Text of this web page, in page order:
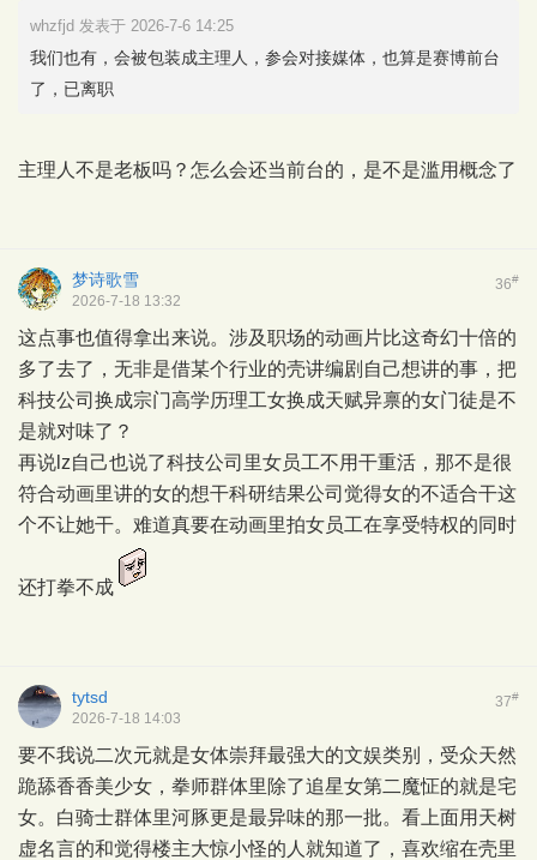
whzfjd 发表于 2026-7-6 14:25
我们也有，会被包装成主理人，参会对接媒体，也算是赛博前台
了，已离职
主理人不是老板吗？怎么会还当前台的，是不是滥用概念了
36#
梦诗歌雪
2026-7-18 13:32
这点事也值得拿出来说。涉及职场的动画片比这奇幻十倍的
多了去了，无非是借某个行业的壳讲编剧自己想讲的事，把
科技公司换成宗门高学历理工女换成天赋异禀的女门徒是不
是就对味了？
再说lz自己也说了科技公司里女员工不用干重活，那不是很
符合动画里讲的女的想干科研结果公司觉得女的不适合干这
个不让她干。难道真要在动画里拍女员工在享受特权的同时
还打拳不成
37#
tytsd
2026-7-18 14:03
要不我说二次元就是女体崇拜最强大的文娱类别，受众天然
跪舔香香美少女，拳师群体里除了追星女第二魔怔的就是宅
女。白骑士群体里河豚更是最异味的那一批。看上面用天树
虚名言的和觉得楼主大惊小怪的人就知道了，喜欢缩在壳里